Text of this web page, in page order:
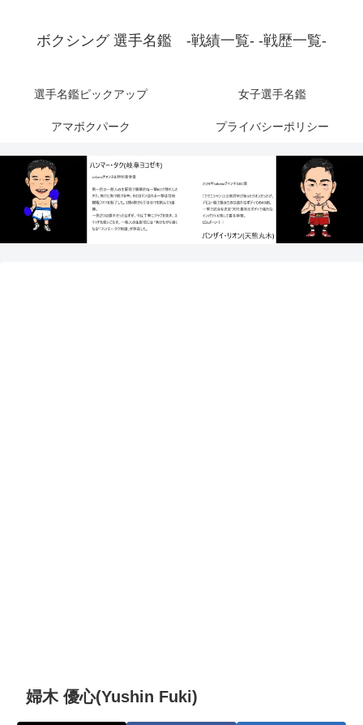
ボクシング 選手名鑑 -戦績一覧- -戦歴一覧-
選手名鑑ピックアップ 女子選手名鑑
アマボクパーク プライバシーポリシー
婦木 優心(Yushin Fuki)